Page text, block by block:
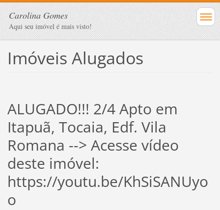
Carolina Gomes
Aqui seu imóvel é mais visto!
Imóveis Alugados
ALUGADO!!! 2/4 Apto em
Itapuã, Tocaia, Edf. Vila
Romana --> Acesse vídeo
deste imóvel:
https://youtu.be/KhSiSANUyo
o